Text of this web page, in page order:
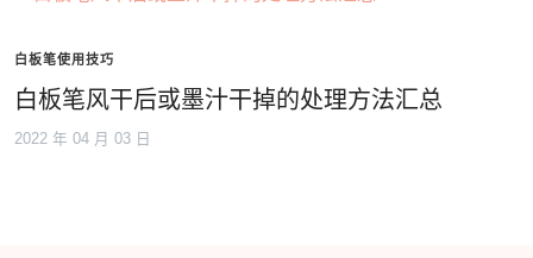
白板笔使用技巧
白板笔风干后或墨汁干掉的处理方法汇总
2022 年 04 月 03 日